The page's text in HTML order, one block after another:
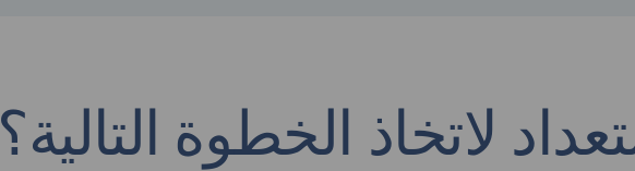
لاتخاذ الخطوة التالية؟